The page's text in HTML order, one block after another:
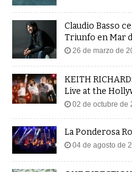
Claudio Basso
Triunfo en Mar
26 de marzo de
KEITH
Live at the
02 de octubre de
La Ponderosa
04 de agosto de